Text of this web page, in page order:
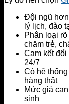
Đội ngũ
lý lịch, đào
Phân loại
chăm trẻ,
Cam kết
24/7
Có hệ
hàng thật
Mức giá
sinh